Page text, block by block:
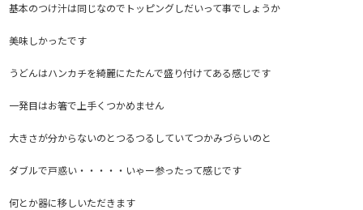
基本のつけ汁は同じなのでトッピングしだいって事でしょうか
美味しかったです
うどんはハンカチを綺麗にたたんで盛り付けてある感じです
一発目はお箸で上手くつかめません
大きさが分からないのとつるつるしていてつかみづらいのと
ダブルで戸惑い・・・・・いゃー参ったって感じです
何とか器に移しいただきます